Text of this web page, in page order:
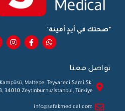
"صحتك في أيدٍ أمينة"
تواصل معنا
Maltepe, Teyyareci Sami Sk.
34010 Zeytinburnu/İstanbul, Türkiye
info@safakmedical.com